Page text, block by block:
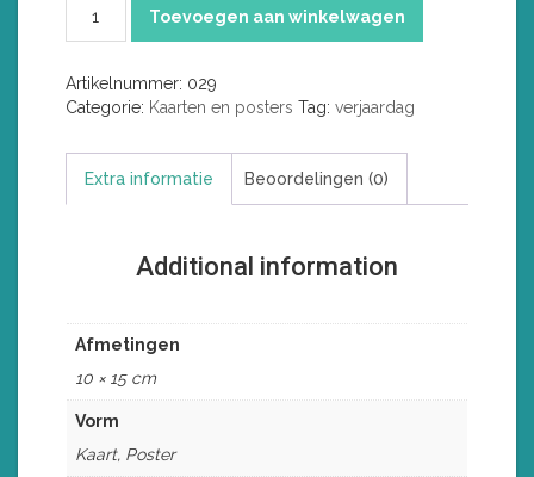
aantal
Toevoegen aan winkelwagen
Artikelnummer: 029
Categorie: Kaarten en posters Tag: verjaardag
Extra informatie Beoordelingen (0)
Additional information
Afmetingen
10 × 15 cm
Vorm
Kaart, Poster